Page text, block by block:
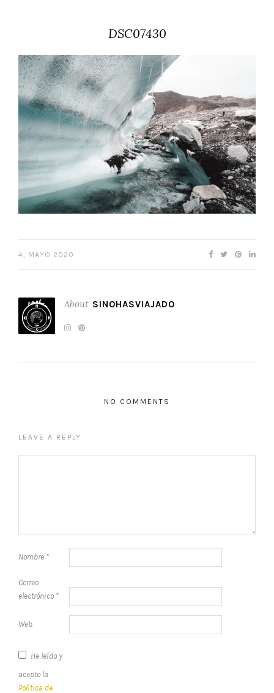
DSC07430
4, MAYO 2020
About SINOHASVIAJADO
NO COMMENTS
LEAVE A REPLY
Nombre *
Correo
electrónico *
Web
He leído y
acepto la
Política de